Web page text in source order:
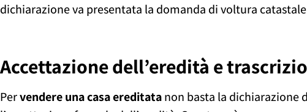
dichiarazione va presentata la domanda di voltura
Accettazione dell’eredità e
Pervendere una casa ereditatanon basta la dichiarazione